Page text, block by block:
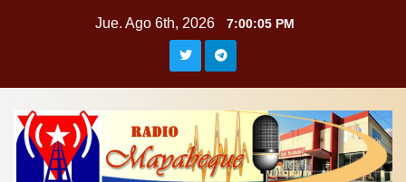
Jue. Ago 6th, 2026 7:00:06 PM